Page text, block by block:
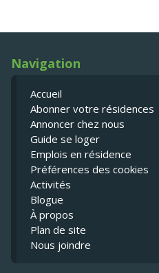
Navigation
Accueil
Abonner votre résidences
Annoncer chez nous
Guide se loger
Emplois en résidence
Préférences des cookies
Activités
Blogue
À propos
Plan de site
Nous joindre